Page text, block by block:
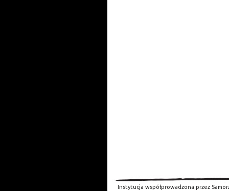
Instytucja współprowadzona przez